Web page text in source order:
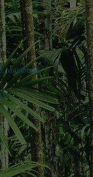
Mairinque